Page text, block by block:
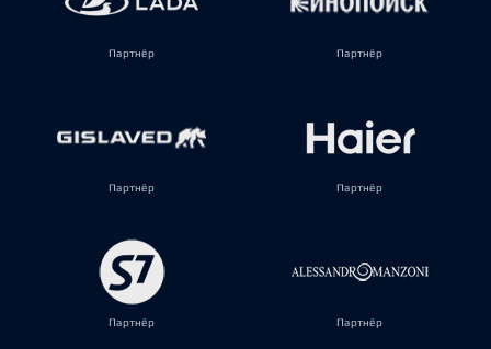
Партнёр Партнёр
Партнёр Партнёр
Партнёр Партнёр